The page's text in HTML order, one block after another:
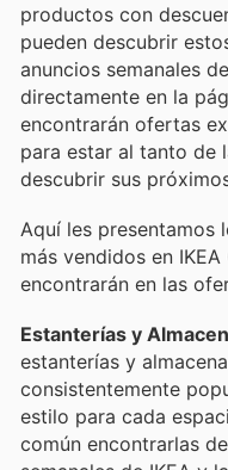
productos con
pueden descubrir
anuncios semanales
directamente en la
encontrarán ofertas
para estar al tanto de
descubrir sus
Aquí les
más vendidos en
encontrarán en las
Estanterías y
estanterías y
consistentemente
estilo para cada
común encontrarlas